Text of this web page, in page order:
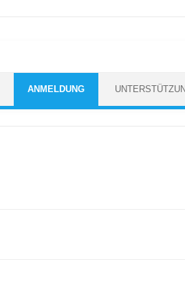
ANMELDUNG